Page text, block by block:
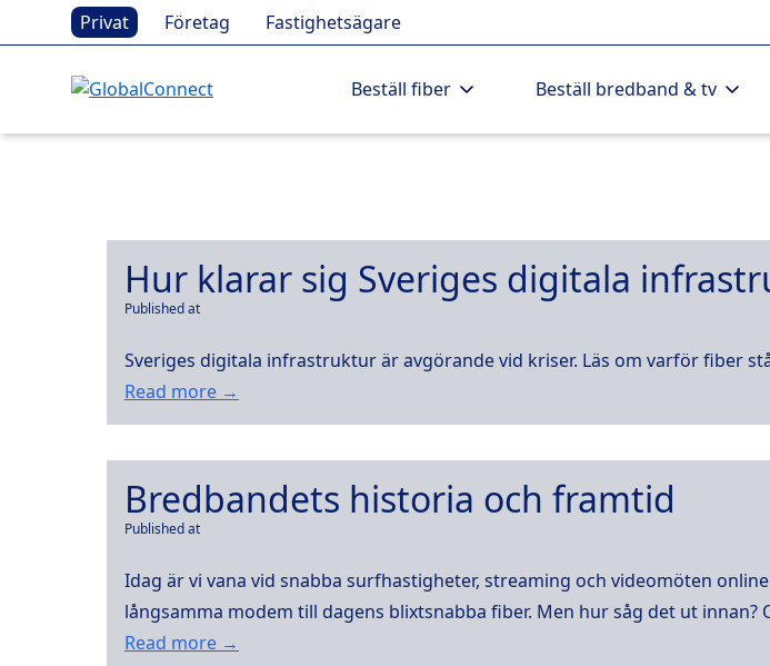
Privat Företag Fastighetsägare
Beställ fiber Beställ bredband & tv
Hur klarar sig Sveriges digitala
Published at
Sveriges digitala infrastruktur är avgörande vid kriser. Läs om varför fiber
Read more →
Bredbandets historia och framtid
Published at
Idag är vi vana vid snabba surfhastigheter, streaming och videomöten
långsamma modem till dagens blixtsnabba fiber. Men hur såg det ut
Read more →